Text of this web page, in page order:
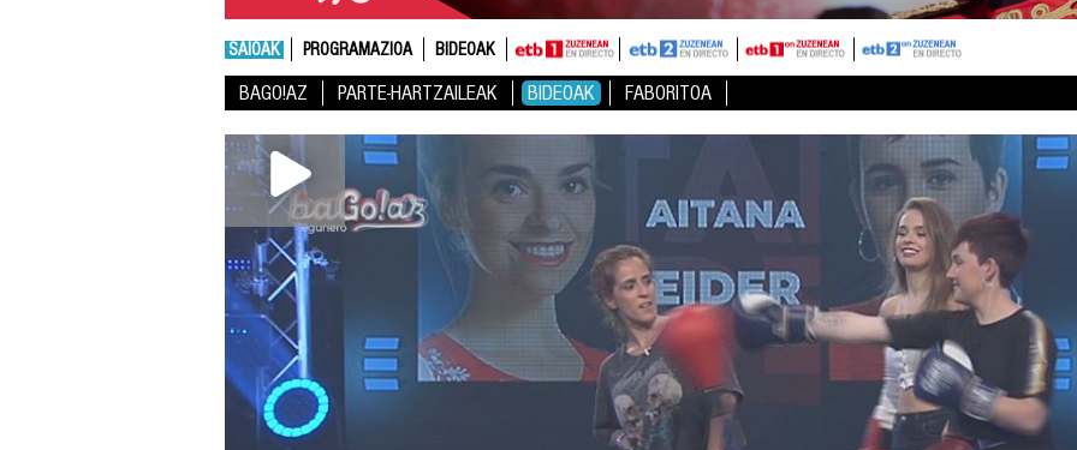
SAIOAK PROGRAMAZIOA BIDEOAK
BAGO!AZ PARTE-HARTZAILEAK BIDEOAK FABORITOA